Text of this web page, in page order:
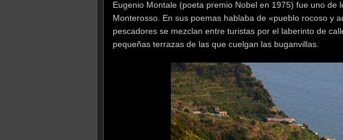
Eugenio Montale (poeta premio Nobel en 1975) fue uno de
Monterosso. En sus poemas hablaba de «pueblo rocoso y
pescadores se mezclan entre turistas por el laberinto de
pequeñas terrazas de las que cuelgan las buganvillas.